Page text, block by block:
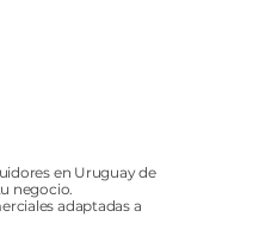
en Uruguay de
negocio.
adaptadas a